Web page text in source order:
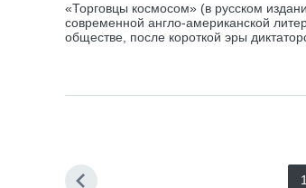
«Торговцы космосом» (в русском
современной англо-американской
обществе, после короткой эры
1